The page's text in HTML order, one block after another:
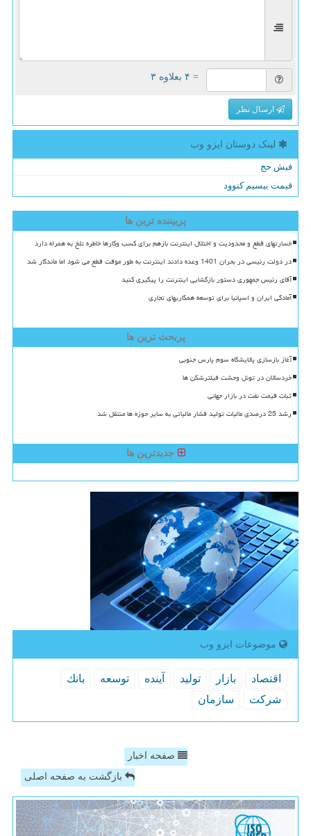
= ۴ بعلاوه ۳
ارسال نظر
لینک دوستان ایزو وب
فیش حج
قیمت بیسیم کنوود
پربیننده ترین ها
خسارتهای قطع و محدودیت و اختلال اینترنت بازهم برای کسب وکارها خاطره تلخ به همراه دارد
در دولت رئیسی در بحران 1401 وعده دادند اینترنت به طور موقت قطع می شود اما ماندگار شد
آقای رئیس جمهوری دستور بازگشایی اینترنت را پیگیری کنید
آمادگی ایران و اسپانیا برای توسعه همکاریهای تجاری
پربحث ترین ها
آغاز بازسازی پالایشگاه سوم پارس جنوبی
خردسالان در تونل وحشت فیلترشکن ها
ثبات قیمت نفت در بازار جهانی
رشد 25 درصدی مالیات تولید فشار مالیاتی به سایر حوزه ها منتقل شد
جدیدترین ها
موضوعات ایزو وب
اقتصاد بازار تولید آینده توسعه
بانك
شركت
سازمان
صفحه اخبار
بازگشت به صفحه اصلی